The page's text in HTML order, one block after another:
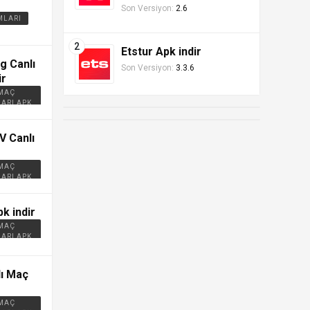
Canlı
APK
Canlı
APK
indir
APK
Maç
Son Versiyon: 2.6
Etstur Apk indir
Son Versiyon: 3.3.6